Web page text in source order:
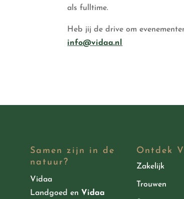
als fulltime.
Heb jij de drive om
info@vidaa.nl
Samen zijn in de
natuur?
Vidaa
Landgoed en Vidaa
Ontdek
Zakelijk
Trouwen